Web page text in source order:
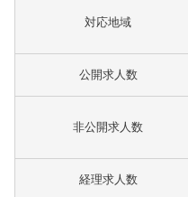
対応地域
公開求人数
非公開求人数
経理求人数